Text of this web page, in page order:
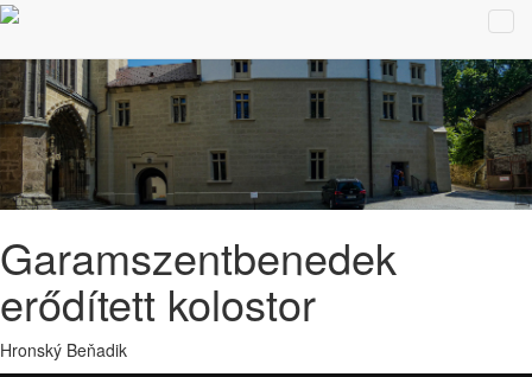
Garamszentbenedek
erődített kolostor
Hronský Beňadik